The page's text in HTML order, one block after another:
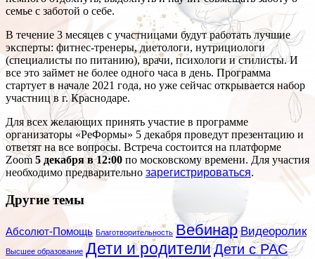
семье с заботой о себе.
В течение 3 месяцев с участницами будут работать лучшие
эксперты: фитнес-тренеры, диетологи, нутрициологи
(специалисты по питанию), врачи, психологи и стилисты. И
все это займет не более одного часа в день. Программа
стартует в начале 2021 года, но уже сейчас открывается набор
участниц в г. Краснодаре.
Для всех желающих принять участие в программе
организаторы «РеФормы» 5 декабря проведут презентацию и
ответят на все вопросы. Встреча состоится на платформе
Zoom 5 декабря в 12:00 по московскому времени. Для участия
необходимо предварительно зарегистрироваться.
Другие темы
Абсолют-Помощь Благотворительность Вебинар Видеоролик
Высшее образование Дети и родителиДети с РАС